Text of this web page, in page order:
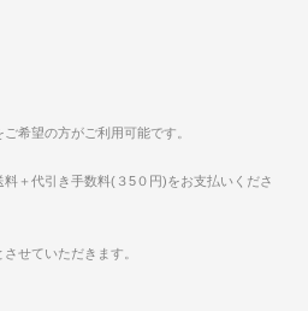
希望の方がご利用可能です。
＋代引き手数料(３5０円)をお支払いくださ
せていただきます。